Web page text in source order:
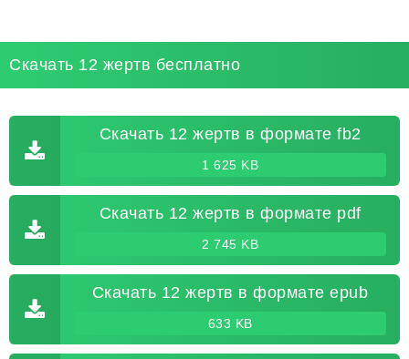
Скачать 12 жертв бесплатно
Скачать 12 жертв в формате fb2
1 625 KB
Скачать 12 жертв в формате pdf
2 745 KB
Скачать 12 жертв в формате epub
633 KB